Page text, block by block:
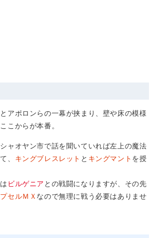
アポロンらの一幕が挟まり、壁や床の模様
こからが本番。
ャオヤン市で話を聞いていれば左上の魔法
、 キングブレスレット と キングマント を授
ビルゲニア との戦闘になりますが、その先
セルＭＸ なので無理に戦う必要はありませ